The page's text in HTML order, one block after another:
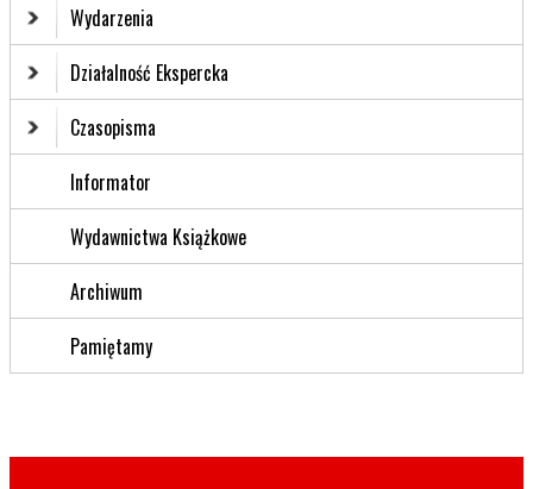
Wydarzenia
Działalność Ekspercka
Czasopisma
Informator
Wydawnictwa Książkowe
Archiwum
Pamiętamy